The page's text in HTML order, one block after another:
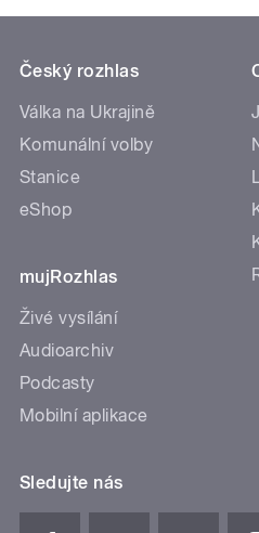
Český rozhlas
Válka na Ukrajině
Komunální volby
Stanice
eShop
mujRozhlas
Živé vysílání
Audioarchiv
Podcasty
Mobilní aplikace
Sledujte nás